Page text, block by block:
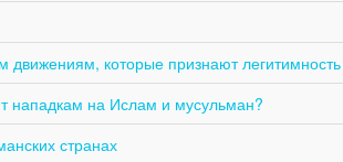
движениям, которые признают
нападкам на Ислам и мусульман?
странах